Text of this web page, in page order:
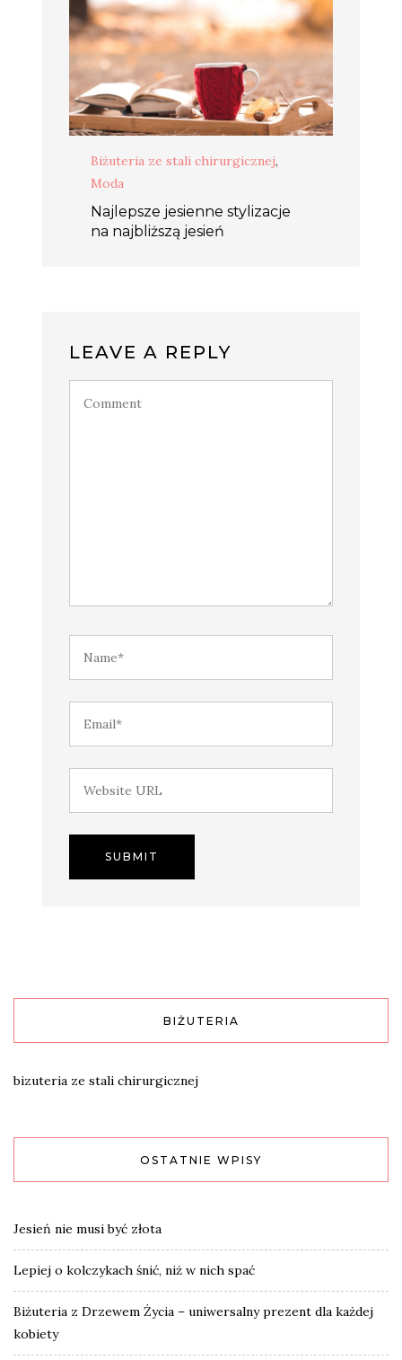
Biżuteria ze stali chirurgicznej,
Moda
Najlepsze jesienne stylizacje
na najbliższą jesień
LEAVE A REPLY
BIŻUTERIA
bizuteria ze stali chirurgicznej
OSTATNIE WPISY
Jesień nie musi być złota
Lepiej o kolczykach śnić, niż w nich spać
Biżuteria z Drzewem Życia – uniwersalny prezent dla każdej
kobiety